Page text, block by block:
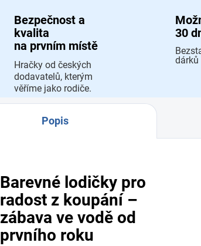
Bezpečnost a
kvalita
na prvním místě
Hračky od českých
dodavatelů, kterým
věříme jako rodiče.
30
dárků
Popis
Barevné lodičky pro
radost z koupání –
zábava ve vodě od
prvního roku